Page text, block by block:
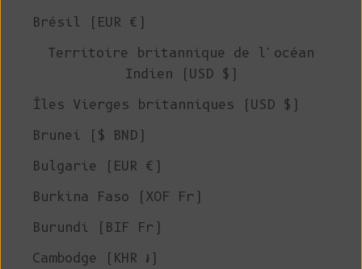
Brésil (EUR €)
Territoire britannique de l'océan
Indien (USD $)
Îles Vierges britanniques (USD $)
Brunei ($ BND)
Bulgarie (EUR €)
Burkina Faso (XOF Fr)
Burundi (BIF Fr)
Cambodge (KHR ៛)